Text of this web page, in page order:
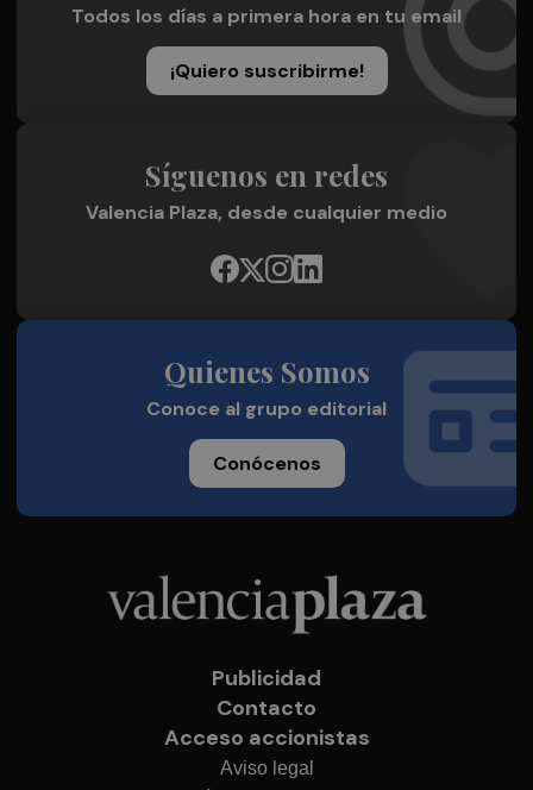
Todos los días a primera hora en tu email
¡Quiero suscribirme!
Síguenos en redes
Valencia Plaza, desde cualquier medio
Quienes Somos
Conoce al grupo editorial
Conócenos
Publicidad
Contacto
Acceso accionistas
Aviso legal